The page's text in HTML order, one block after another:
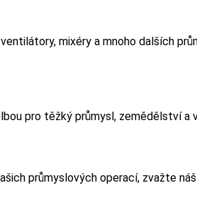
mixéry a mnoho dalších
pro těžký průmysl, zemědělství
průmyslových operací, zvažte